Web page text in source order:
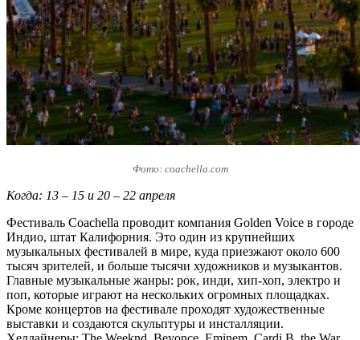
Фото: coachella.com
Когда: 13 – 15 и 20 – 22 апреля
Фестиваль Coachella проводит компания Golden Voice в городе
Индио, штат Калифорния. Это один из крупнейших
музыкальных фестивалей в мире, куда приезжают около 600
тысяч зрителей, и больше тысячи художников и музыкантов.
Главные музыкальные жанры: рок, инди, хип-хоп, электро и
поп, которые играют на нескольких огромных площадках.
Кроме концертов на фестивале проходят художественные
выставки и создаются скульптуры и инсталляции.